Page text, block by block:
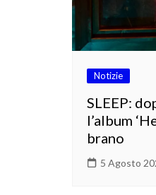
Notizie
SLEEP:
l’album
brano
5 Agosto